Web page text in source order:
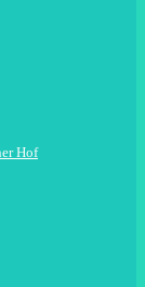
Hof